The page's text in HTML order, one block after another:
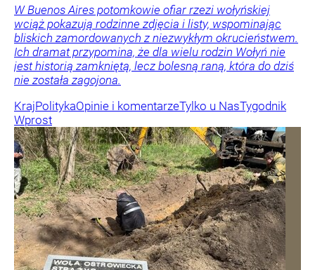
W Buenos Aires potomkowie ofiar rzezi wołyńskiej
wciąż pokazują rodzinne zdjęcia i listy, wspominając
bliskich zamordowanych z niezwykłym okrucieństwem.
Ich dramat przypomina, że dla wielu rodzin Wołyń nie
jest historią zamkniętą, lecz bolesną raną, która do dziś
nie została zagojona.
KrajPolitykaOpinie i komentarzeTylko u NasTygodnik
Wprost